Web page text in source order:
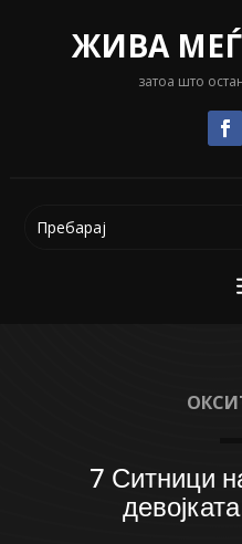
ЖИВА
затоа што
7 Ситници